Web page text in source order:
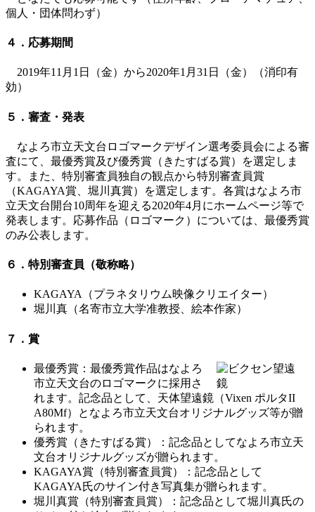
個人・団体問わず）
４．応募期間
2019年11月1日（金）から2020年1月31日（金）（消印有
効）
５．審査・発表
なよろ市立天文台ロゴマークデザイン選考委員会による審
査にて、最優秀賞及び優秀賞（きたすばる賞）を選定しま
す。また、特別審査員独自の観点から特別審査員賞
（KAGAYA賞、堀川真賞）を選定します。各賞はなよろ市
立天文台開台10周年を迎える2020年4月にホームページ等で
発表します。応募作品（ロゴマーク）については、最優秀賞
のみ公表します。
６．特別審査員（敬称略）
KAGAYA（プラネタリウム映像クリエイター）
堀川真（名寄市立大学准教授、絵本作家）
７．賞
最優秀賞：最優秀賞作品はなよろ
市立天文台のロゴマークに採用さ
れます。記念品として、天体望遠鏡（Vixen ポルタII
A80Mf）となよろ市立天文台オリジナルグッズ等が贈
られます。
優秀賞（きたすばる賞）：記念品としてなよろ市立天
文台オリジナルグッズが贈られます。
KAGAYA賞（特別審査員賞）：記念品として
KAGAYA氏のサイン付き写真集が贈られます。
堀川真賞（特別審査員賞）：記念品として堀川真氏の